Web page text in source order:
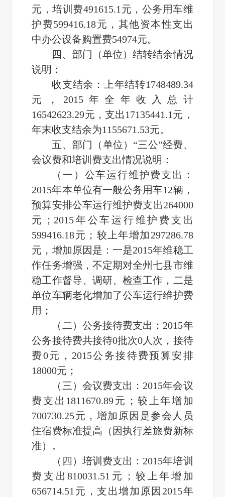
元，培训费491615.1元，公务用车维
护费599416.18元，其他资本性支出
中办公设备购置费54974元。
四、部门（单位）结转结余情况
说明：
收支结余：上年结转1748489.34
元，2015年全年收入总计
16542623.29元，支出17135441.1元，
年末收支结余为1155671.53元。
五、部门（单位）“三公”经费、
会议费和培训费支出情况说明：
（一）公车运行维护费支出：
2015年本单位有一般公务用车12辆，
预算安排公车运行维护费支出264000
元；2015年公车运行维护费支出
599416.18元；较上年增加297286.78
元，增加原因是：一是2015年维稳工
作任务增强，不定期对全州七县市维
稳工作督导、调研、检查工作，二是
单位车辆老化增加了公车运行维护费
用；
（二）公务接待费支出：2015年
公务接待费共接待0批次0人次，接待
费0元，2015公务接待费预算安排
18000元；
（三）会议费支出：2015年会议
费支出1811670.89元；较上年增加
700730.25元，增加原因是参会人员
住宿费标准提高（因执行差旅费新标
准）。
（四）培训费支出：2015年培训
费支出810031.51元；较上年增加
656714.51元，支出增加原因2015年